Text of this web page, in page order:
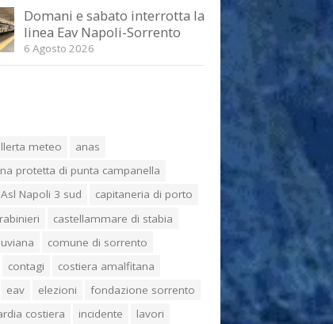
Domani e sabato interrotta la
linea Eav Napoli-Sorrento
6 Agosto 2026
meteo
anas
protetta di punta campanella
Asl Napoli 3 sud
capitaneria di porto
castellammare di stabia
comune di sorrento
contagi
costiera amalfitana
eav elezioni
fondazione sorrento
costiera incidente
lavori